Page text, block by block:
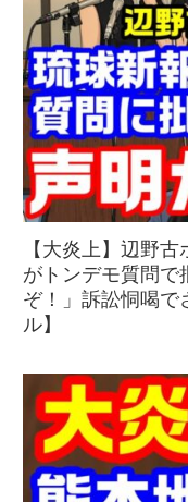
【大炎上】辺野
がトンデモ質問
ぞ！」訴訟恫喝で
ル】